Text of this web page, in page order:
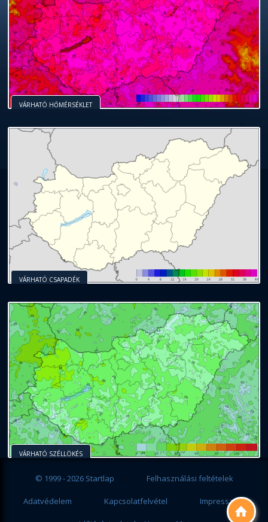

VÁRHATÓ HŐMÉRSÉKLET
VÁRHATÓ CSAPADÉK
VÁRHATÓ SZÉLLÖKÉS
© 1999 - 2026 Startlap Felhasználási feltételek
Adatvédelem Kapcsolatfelvétel Impresszum